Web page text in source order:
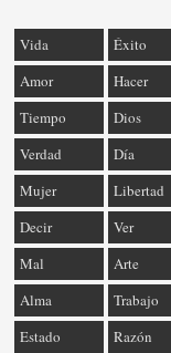
Vida Éxito
Amor
Hacer
Tiempo
Dios
Verdad
Día
Mujer
Libertad
Decir
Ver
Mal
Arte
Alma
Trabajo
Estado
Razón